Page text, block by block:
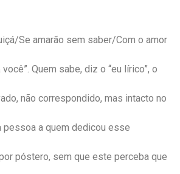
Se amarão sem saber/Com o amor
Quem sabe, diz o “eu lírico”, o
não correspondido, mas intacto no
pessoa a quem dedicou esse
póstero, sem que este perceba que